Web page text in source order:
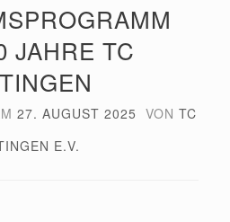
JAHRE TC
27. AUGUST 2025 VON TC
E.V.